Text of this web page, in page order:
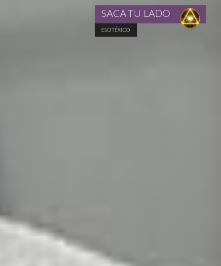
ESOTÉRICO
SACA TU LADO